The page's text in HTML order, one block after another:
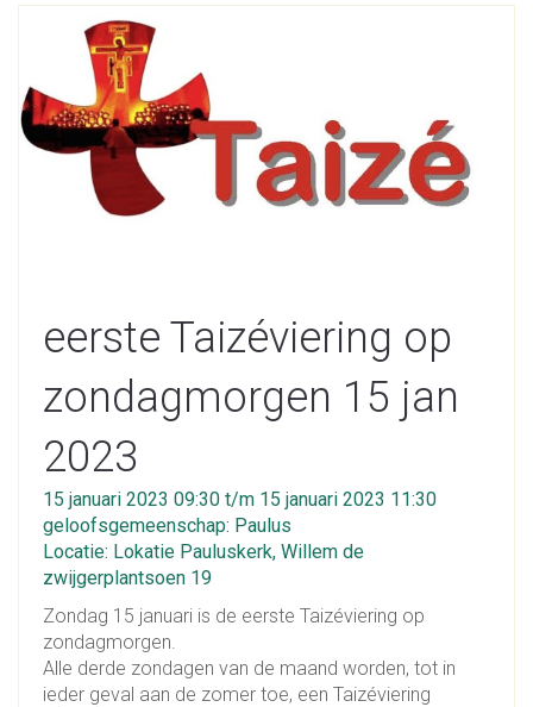
eerste Taizéviering op
zondagmorgen 15 jan
2023
15 januari 2023 09:30 t/m 15 januari 2023 11:30
geloofsgemeenschap: Paulus
Locatie: Lokatie Pauluskerk, Willem de
zwijgerplantsoen 19
Zondag 15 januari is de eerste Taizéviering op
zondagmorgen.
Alle derde zondagen van de maand worden, tot in
ieder geval aan de zomer toe, een Taizéviering